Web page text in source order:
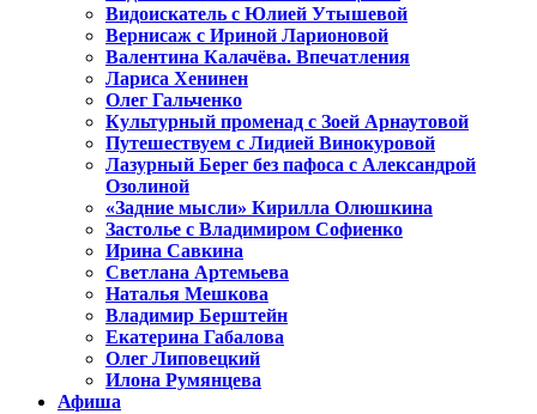
Видоискатель с Юлией Утышевой
Вернисаж с Ириной Ларионовой
Валентина Калачёва. Впечатления
Лариса Хенинен
Олег Гальченко
Культурный променад с Зоей Арнаутовой
Путешествуем с Лидией Винокуровой
Лазурный Берег без пафоса с Александрой
Озолиной
«Задние мысли» Кирилла Олюшкина
Застолье с Владимиром Софиенко
Ирина Савкина
Светлана Артемьева
Наталья Мешкова
Владимир Берштейн
Екатерина Габалова
Олег Липовецкий
Илона Румянцева
Афиша